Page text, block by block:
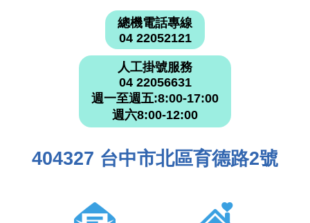
總機電話專線
04 22052121
人工掛號服務
04 22056631
週一至週五:8:00-17:00
週六8:00-12:00
404327 台中市北區育德路2號